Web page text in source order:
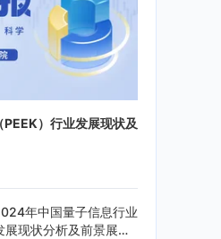
）行业发展现状及
年中国量子信息行业
展现状分析及前景展望